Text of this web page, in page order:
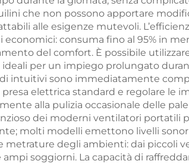
che non possono apportare
alle esigenze mutevoli.
economici: consuma fino al 95% in
del comfort. È possibile
per un impiego prolungato
intuitivi sono immediatamente
presa elettrica standard e regolare le
alla pulizia occasionale delle
dei moderni ventilatori portatili
molti modelli emettono livelli
metrature degli ambienti: dai piccoli
ampi soggiorni. La capacità di